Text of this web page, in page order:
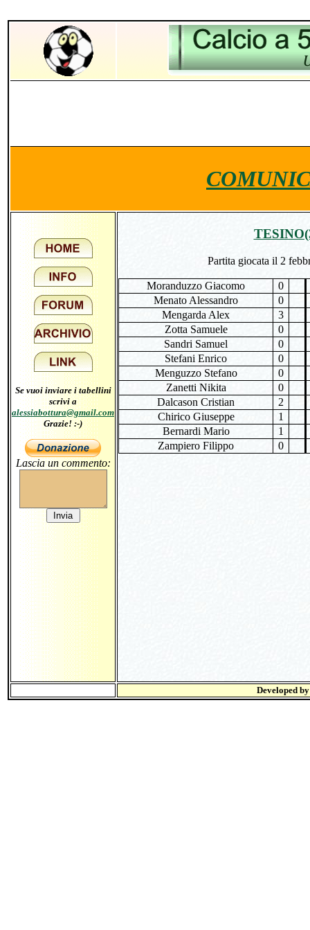
Se vuoi inviare i tabellini
scrivi a
alessiabottura@gmail.com
Grazie! :-)
Lascia un commento:
Partita giocata il 2
Moranduzzo Giacomo
0
Menato Alessandro
0
Mengarda Alex
3
Zotta Samuele
0
Sandri Samuel
0
Stefani Enrico
0
Menguzzo Stefano
0
Zanetti Nikita
0
Dalcason Cristian
2
Chirico Giuseppe
1
Bernardi Mario
1
Zampiero Filippo
0
Developed